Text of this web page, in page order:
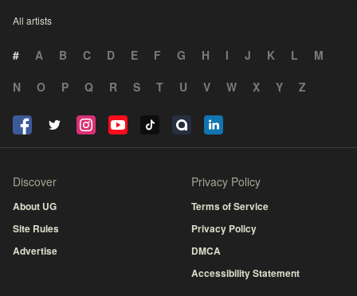
All artists
# A B C D E F G H I J K L
M
N
O P Q R S T U V W X Y Z
Discover
About UG
Site Rules
Advertise
Privacy Policy
Terms of Service
Privacy Policy
DMCA
Accessibility Statement